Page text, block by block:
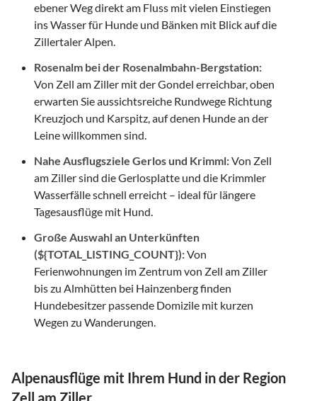
ebener Weg direkt am Fluss mit vielen Einstiegen
ins Wasser für Hunde und Bänken mit Blick auf die
Zillertaler Alpen.
Rosenalm bei der Rosenalmbahn-Bergstation:
Von Zell am Ziller mit der Gondel erreichbar, oben
erwarten Sie aussichtsreiche Rundwege Richtung
Kreuzjoch und Karspitz, auf denen Hunde an der
Leine willkommen sind.
Nahe Ausflugsziele Gerlos und Krimml:Von Zell
am Ziller sind die Gerlosplatte und die Krimmler
Wasserfälle schnell erreicht – ideal für längere
Tagesausflüge mit Hund.
Große Auswahl an Unterkünften
(${TOTAL_LISTING_COUNT}):Von
Ferienwohnungen im Zentrum von Zell am Ziller
bis zu Almhütten bei Hainzenberg finden
Hundebesitzer passende Domizile mit kurzen
Wegen zu Wanderungen.
Alpenausflüge mit Ihrem Hund in der Region